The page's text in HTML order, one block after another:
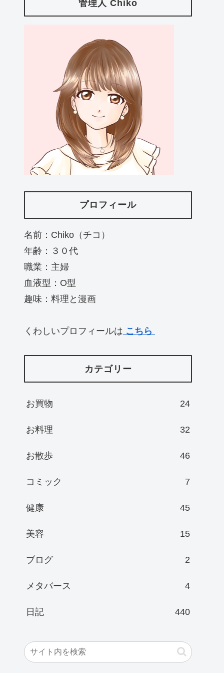
管理人 Chiko
プロフィール
名前：Chiko（チコ）
年齢：３０代
職業：主婦
血液型：O型
趣味：料理と漫画
くわしいプロフィールは こちら
カテゴリー
お買物 24
お料理 32
お散歩 46
コミック 7
健康 45
美容 15
ブログ 2
メタバース 4
日記 440